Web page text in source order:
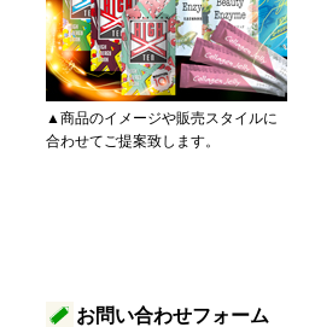
▲商品のイメージや販売スタイルに
合わせてご提案致します。
お問い合わせフォーム